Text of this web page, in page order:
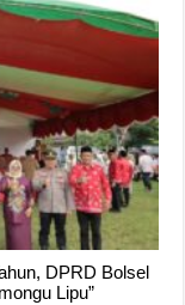
DPRD Bolsel
Lipu”